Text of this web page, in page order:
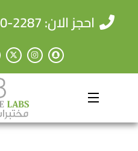
احجز الان: 2287-000-92